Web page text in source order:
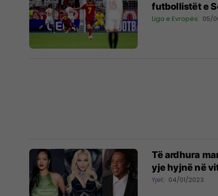
futbollistët e
Liga e Evropës 05/
Të ardhura
yje hyjnë në
Yjet 04/01/2023